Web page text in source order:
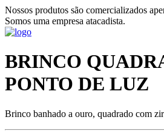
Nossos produtos são comercializados
Somos uma empresa atacadista.
BRINCO
PONTO DE LUZ
Brinco banhado a ouro, quadrado com